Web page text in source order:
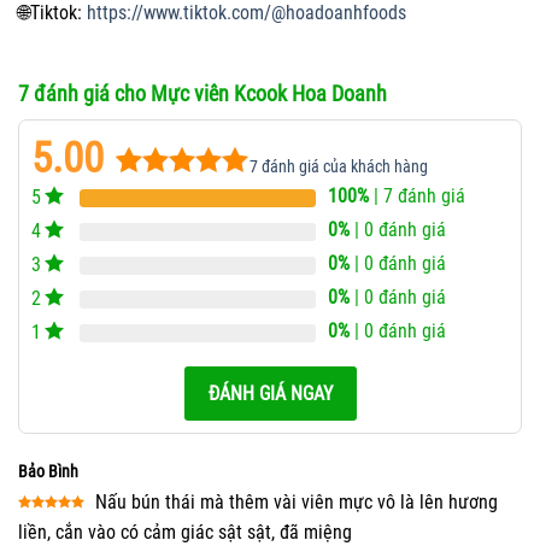
🌐Tiktok: https://www.tiktok.com/@hoadoanhfoods
7 đánh giá cho Mực viên Kcook Hoa Doanh
5.00 7đánh giá của khách hàng
5 100% | 7 đánh giá
4
0% | 0 đánh giá
3
0% | 0 đánh giá
2
0% | 0 đánh giá
1
0% | 0 đánh giá
ĐÁNH GIÁ NGAY
Bảo Bình
Được xếp
hạng 55
Nấu bún thái mà thêm vài viên mực vô là lên hương
liền, cắn vào có cảm giác sật sật, đã miệng